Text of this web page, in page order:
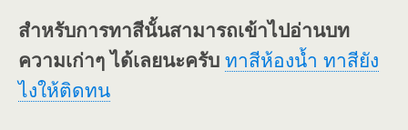
สำหรับการทาสีนั้นสามารถเข้าไปอ่านบท
ความเก่าๆ ได้เลยนะครับ ทาสีห้องน้ำ ทาสียัง
ไงให้ติดทน